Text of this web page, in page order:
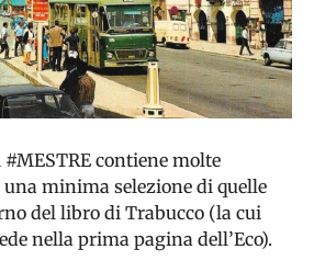
#MESTRE contiene molte
una minima selezione di quelle
del libro di Trabucco (la cui
nella prima pagina dell’Eco).